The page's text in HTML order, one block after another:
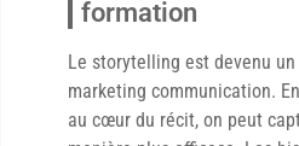
formation
Le storytelling est devenu
marketing communication.
au cœur du récit, on peut